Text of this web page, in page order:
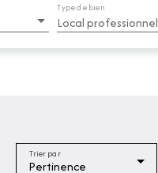
Local professionnel
Type de bien
Pertinence
Trier par